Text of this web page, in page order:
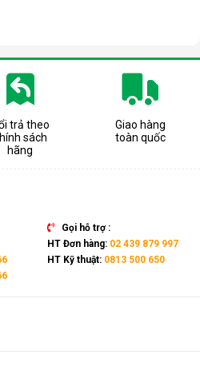
trả theo
sách
hãng
Giao hàng
toàn quốc
Gọi hỗ trợ :
HT Đơn hàng: 02 439 879 997
HT Kỹ thuật: 0813 500 650